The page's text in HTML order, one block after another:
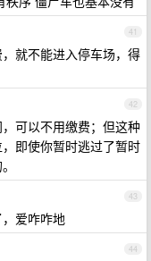
41
就不能进入停车场，得
42
可以不用缴费；但这种
即使你暂时逃过了暂时
43
爱咋咋地
44